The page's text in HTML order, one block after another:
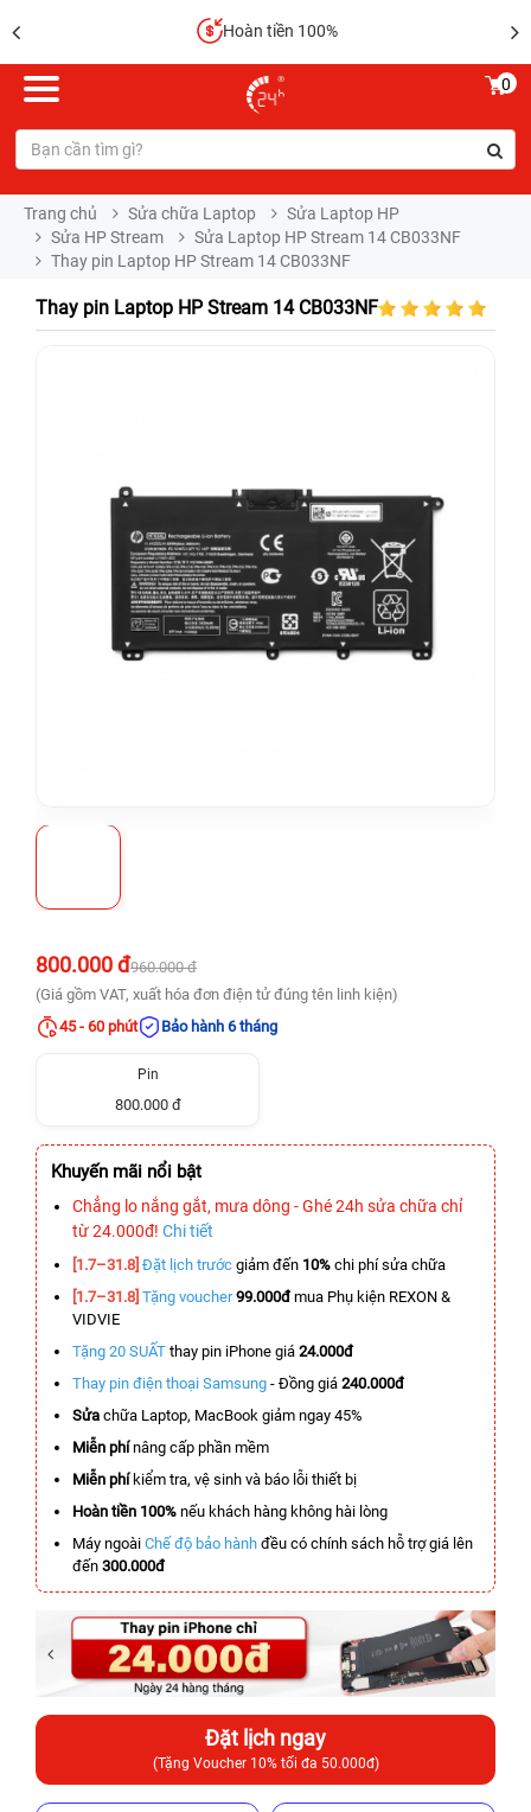
Hoàn tiền 100%
0
Trang chủ Sửa chữa Laptop
Sửa Laptop HP
Sửa HP Stream
Sửa Laptop HP Stream 14 CB033NF
Thay pin Laptop HP Stream 14 CB033NF
Thay pin Laptop HP Stream 14 CB033NF
800.000 đ960.000 đ
(Giá gồm VAT, xuất hóa đơn điện tử đúng tên linh kiện)
45 - 60 phút
Bảo hành 6 tháng
Pin
800.000 đ
Khuyến mãi nổi bật
Chẳng lo nắng gắt, mưa dông - Ghé 24h sửa chữa chỉ
từ 24.000đ! Chi tiết
[1.7–31.8] Đặt lịch trước giảm đến 10% chi phí sửa chữa
[1.7–31.8] Tặng voucher 99.000đmua Phụ kiện REXON &
VIDVIE
Tặng 20 SUẤT thay pin iPhone giá 24.000đ
Thay pin điện thoại Samsung - Đồng giá 240.000đ
Sửa chữa Laptop, MacBook giảm ngay 45%
Miễn phínâng cấp phần mềm
Miễn phíkiểm tra, vệ sinh và báo lỗi thiết bị
Hoàn tiền 100% nếu khách hàng không hài lòng
Máy ngoài Chế độ bảo hành đều có chính sách hỗ trợ giá lên
đến 300.000đ
Đặt lịch ngay
(Tặng Voucher 10% tối đa 50.000đ)